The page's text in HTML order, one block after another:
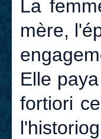
La
mère,
Elle
fortiori